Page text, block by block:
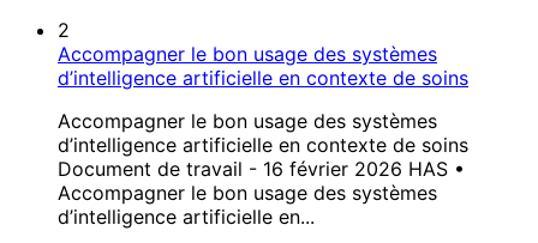
2
Accompagner le bon usage des systèmes
d’intelligence artificielle en contexte de soins
Accompagner le bon usage des systèmes
d’intelligence artificielle en contexte de soins
Document de travail - 16 février 2026 HAS •
Accompagner le bon usage des systèmes
d’intelligence artificielle en...